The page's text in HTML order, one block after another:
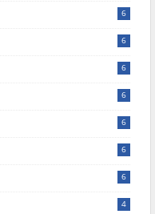
6
6
6
6
6
6
6
4